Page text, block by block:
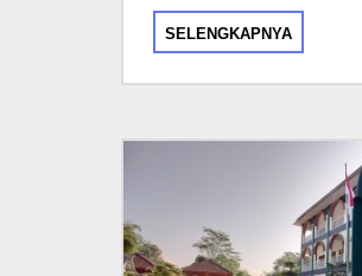
SELENGKAPNYA